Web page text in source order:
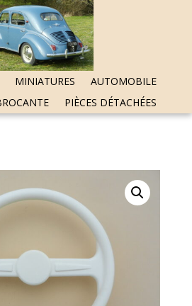
MINIATURES
AUTOMOBILE
PIÈCES DÉTACHÉES